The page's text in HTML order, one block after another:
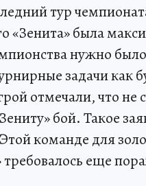
тур
«Зенита» была
нужно
задачи как
отмечали, что
бой. Такое
команде для
еще